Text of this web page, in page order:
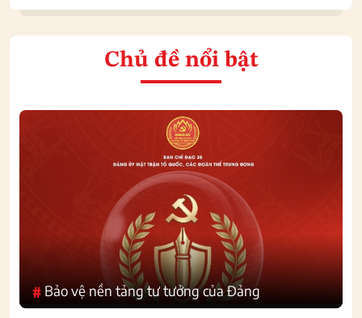
Chủ đề nổi bật
# Bảo vệ nền tảng tư tưởng của Đảng